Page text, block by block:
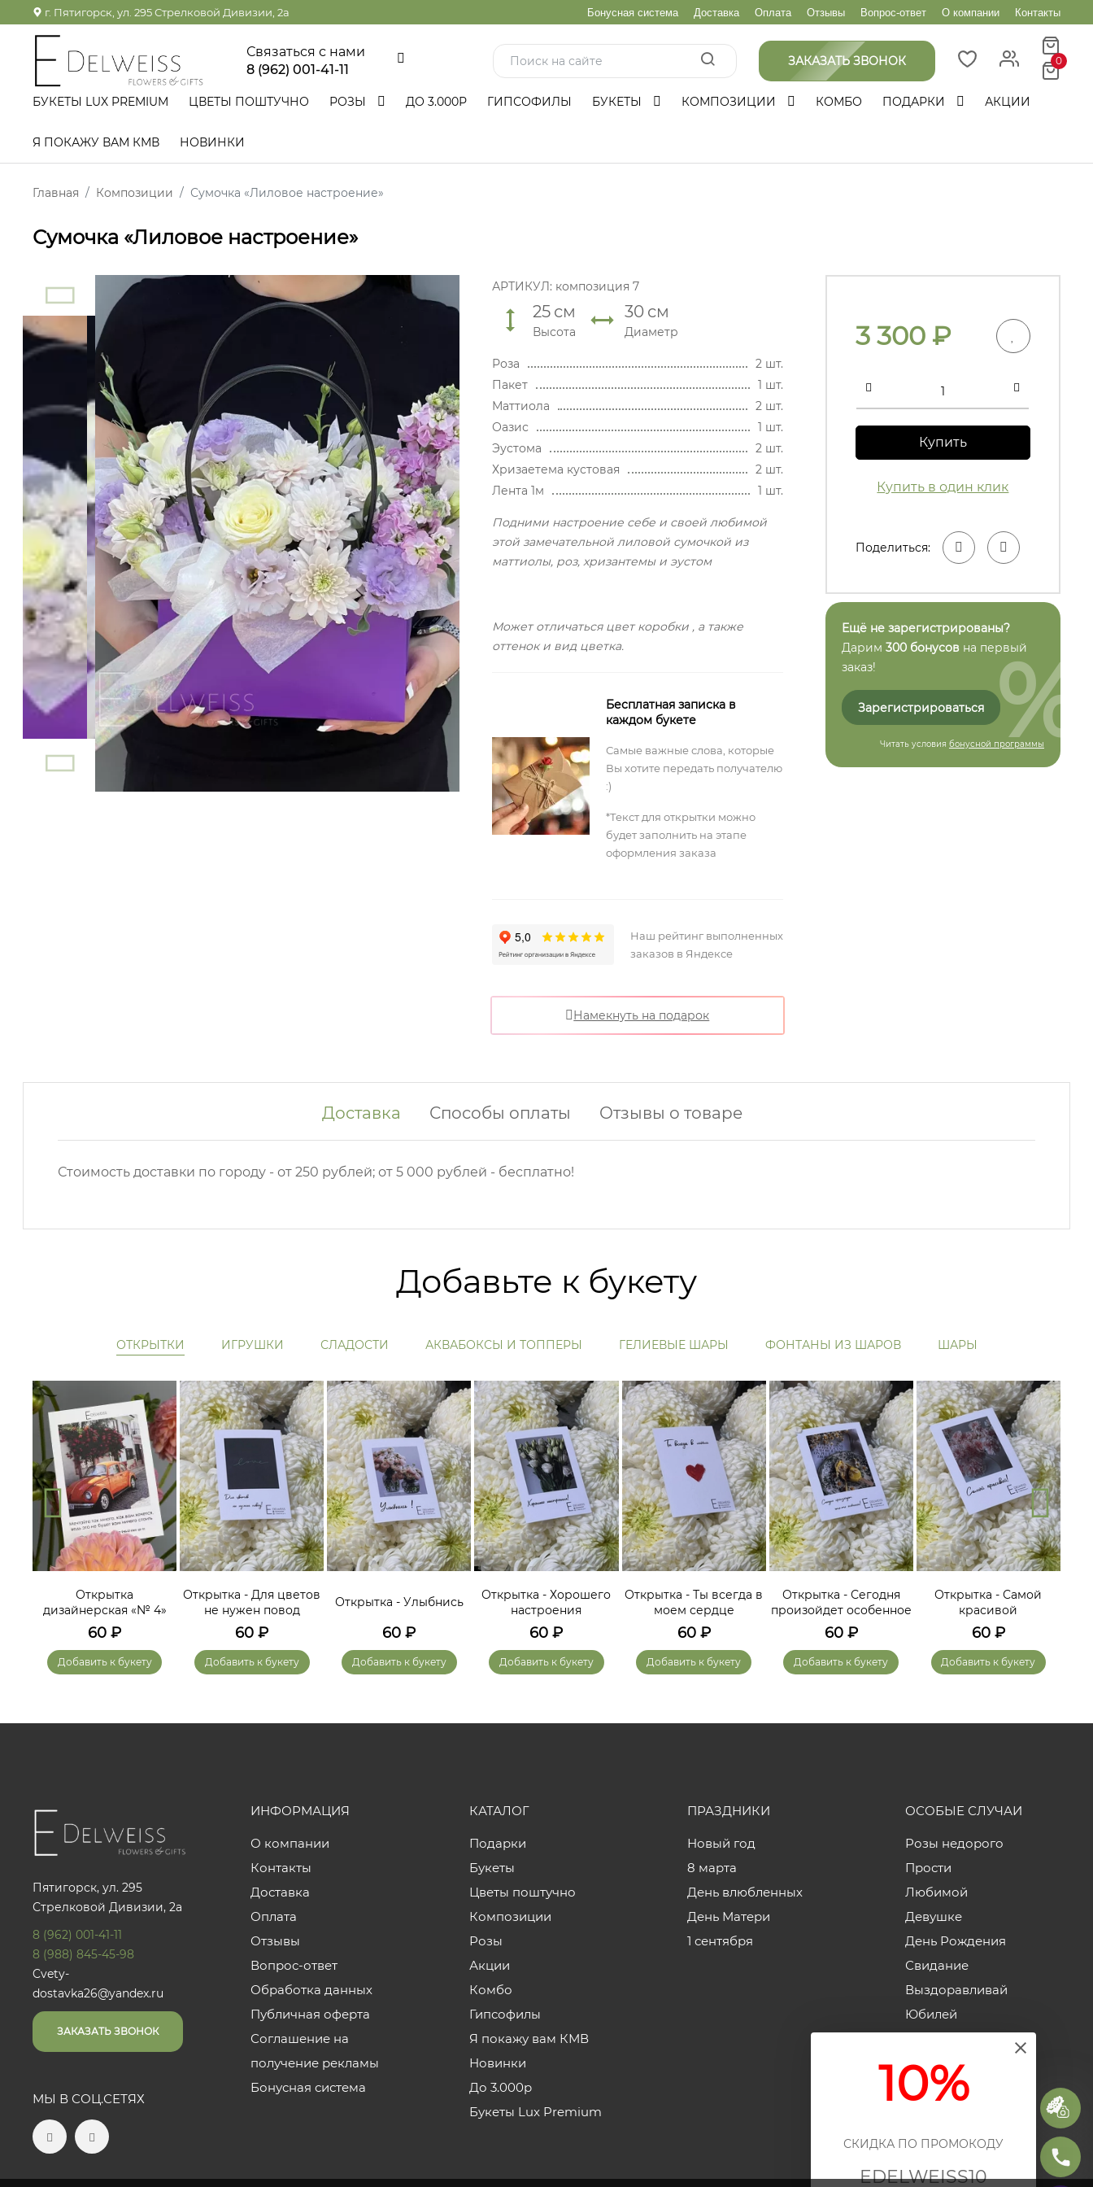
г. Пятигорск, ул. 295 Стрелковой Дивизии, 2а Бонусная система Доставка Оплата Отзывы Вопрос-ответ О компании Контакты
Связаться с нами
8 (962) 001-41-11
ЗАКАЗАТЬ ЗВОНОК 0
БУКЕТЫ LUX PREMIUM ЦВЕТЫ ПОШТУЧНО РОЗЫ ДО 3.000Р ГИПСОФИЛЫ БУКЕТЫ КОМПОЗИЦИИ КОМБО ПОДАРКИ АКЦИИ
Я ПОКАЖУ ВАМ КМВ НОВИНКИ
Главная Композиции Сумочка «Лиловое настроение»
10%
СКИДКА ПО ПРОМОКОДУ
EDELWEISS10
Сумочка «Лиловое настроение»
АРТИКУЛ: композиция 7
25 см
Высота
30 см
Диаметр
Роза
2 шт.
Пакет
1 шт.
Маттиола
2 шт.
Оазис
1 шт.
Эустома
2 шт.
Хризаетема кустовая
2 шт.
Лента 1м
1 шт.
Подними настроение себе и своей любимой
этой замечательной лиловой сумочкой из
маттиолы, роз, хризантемы и эустом
Может отличаться цвет коробки , а также
оттенок и вид цветка.
Бесплатная записка в
каждом букете
Самые важные слова, которые
Вы хотите передать получателю
:)
*Текст для открытки можно
будет заполнить на этапе
оформления заказа
Наш рейтинг выполненных
заказов в Яндексе
Намекнуть на подарок
3 300₽
Купить
Купить в один клик
Поделиться:
Ещё не зарегистрированы?
Дарим 300 бонусов на первый
заказ!
Зарегистрироваться
Читать условия бонусной программы
%
Доставка Способы оплаты Отзывы о товаре
Стоимость доставки по городу - от 250 рублей; от 5 000 рублей - бесплатно!
Добавьте к букету
ОТКРЫТКИ ИГРУШКИ СЛАДОСТИ АКВАБОКСЫ И ТОППЕРЫ ГЕЛИЕВЫЕ ШАРЫ ФОНТАНЫ ИЗ ШАРОВ ШАРЫ
Открытка
дизайнерская «№ 4»
60 ₽
Добавить к букету
Открытка - Для цветов
не нужен повод
60 ₽
Добавить к букету
Открытка - Улыбнись
60 ₽
Добавить к букету
Открытка - Хорошего
настроения
60 ₽
Добавить к букету
Открытка - Ты всегда в
моем сердце
60₽
Добавить к букету
Открытка - Сегодня
произойдет особенное
60₽
Добавить к букету
Открытка - Самой
красивой
60₽
Добавить к букету
Пятигорск, ул. 295
Стрелковой Дивизии, 2а
8 (962) 001-41-11
8 (988) 845-45-98
Cvety-
dostavka26@yandex.ru
ЗАКАЗАТЬ ЗВОНОК
МЫ В СОЦ.СЕТЯХ
ИНФОРМАЦИЯ
О компании
Контакты
Доставка
Оплата
Отзывы
Вопрос-ответ
Обработка данных
Публичная оферта
Соглашение на
получение рекламы
Бонусная система
КАТАЛОГ
Подарки
Букеты
Цветы поштучно
Композиции
Розы
Акции
Комбо
Гипсофилы
Я покажу вам КМВ
Новинки
До 3.000р
Букеты Lux Premium
ПРАЗДНИКИ
Новый год
8 марта
День влюбленных
День Матери
1 сентября
ОСОБЫЕ СЛУЧАИ
Розы недорого
Прости
Любимой
Девушке
День Рождения
Свидание
Выздоравливай
Юбилей
Годовщина свадьбы